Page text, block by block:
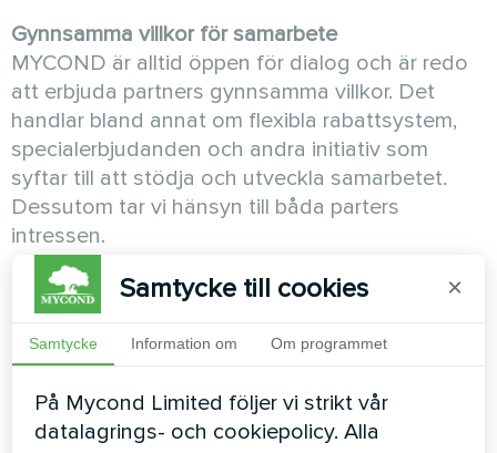
Gynnsamma villkor för samarbete
MYCOND är alltid öppen för dialog och är redo
att erbjuda partners gynnsamma villkor. Det
handlar bland annat om flexibla rabattsystem,
specialerbjudanden och andra initiativ som
syftar till att stödja och utveckla samarbetet.
Dessutom tar vi hänsyn till båda parters
intressen.
Marknadsföringsstöd
För att stödja försäljningen och utöka
marknadssegmentet ger MYCOND sina
återförsäljare tillgång till reklammaterial,
gemensamma kampanjer och evenemang.
Samtycke till cookies ×
Samtycke Information om Om programmet
På Mycond Limited följer vi strikt vår
datalagrings- och cookiepolicy. Alla